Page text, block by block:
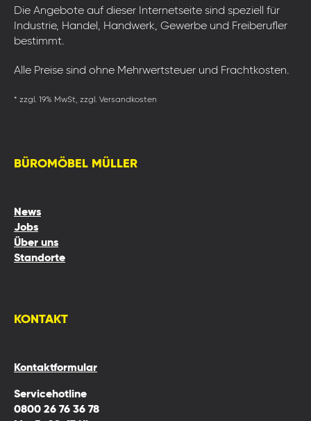
Die Angebote auf dieser Internetseite sind speziell für
Industrie, Handel, Handwerk, Gewerbe und Freiberufler
bestimmt.
Alle Preise sind ohne Mehrwertsteuer und Frachtkosten.
* zzgl. 19% MwSt, zzgl. Versandkosten
BÜROMÖBEL MÜLLER
News
Jobs
Über uns
Standorte
KONTAKT
Kontaktformular
Servicehotline
0800 26 76 36 78